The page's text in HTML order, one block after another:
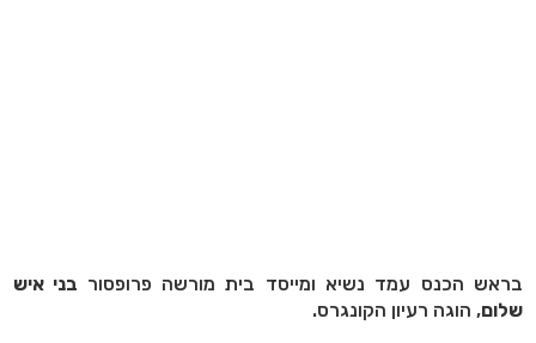
בראש הכנס עמד נשיא ומייסד בית מורשה פרופסורבני איש
שלום, הוגה רעיון הקונגרס.